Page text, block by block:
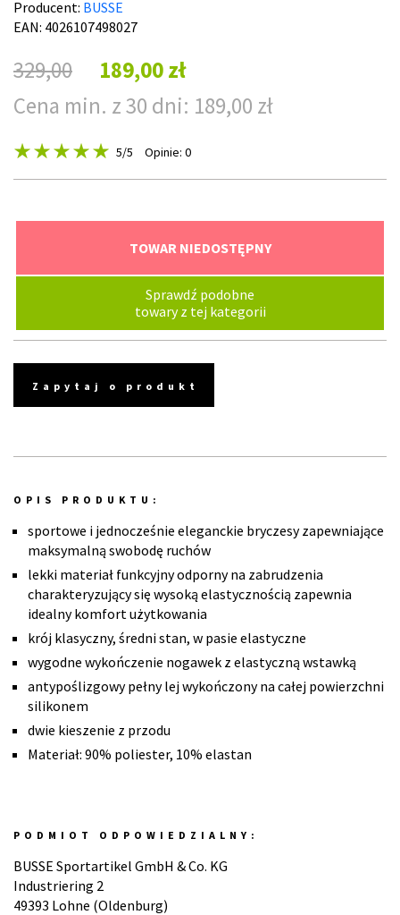
Producent: BUSSE
EAN: 4026107498027
329,00
189,00 zł
Cena min. z 30 dni: 189,00 zł
5/5 Opinie: 0
TOWAR NIEDOSTĘPNY
Sprawdź podobne
towary z tej kategorii
Zapytaj o produkt
OPIS PRODUKTU:
sportowe i jednocześnie eleganckie bryczesy zapewniające
maksymalną swobodę ruchów
lekki materiał funkcyjny odporny na zabrudzenia
charakteryzujący się wysoką elastycznością zapewnia
idealny komfort użytkowania
krój klasyczny, średni stan, w pasie elastyczne
wygodne wykończenie nogawek z elastyczną wstawką
antypoślizgowy pełny lej wykończony na całej powierzchni
silikonem
dwie kieszenie z przodu
Materiał: 90% poliester, 10% elastan
PODMIOT ODPOWIEDZIALNY:
BUSSE Sportartikel GmbH & Co. KG
Industriering 2
49393 Lohne (Oldenburg)